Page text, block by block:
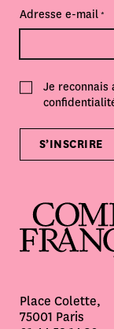
Adresse e-mail *
Consent
*
Je
S’INSCRIRE
Place Colette,
75001 Paris